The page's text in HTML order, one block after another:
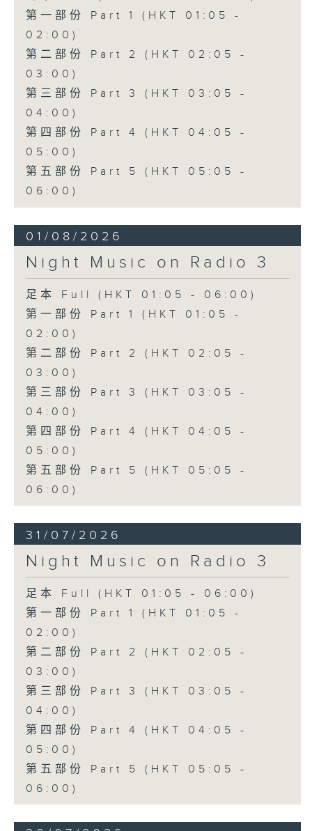
第一部份 Part 1 (HKT 01:05 -
02:00)
第二部份 Part 2 (HKT 02:05 -
03:00)
第三部份 Part 3 (HKT 03:05 -
04:00)
第四部份 Part 4 (HKT 04:05 -
05:00)
第五部份 Part 5 (HKT 05:05 -
06:00)
01/08/2026
Night Music on Radio 3
足本 Full (HKT 01:05 - 06:00)
第一部份 Part 1 (HKT 01:05 -
02:00)
第二部份 Part 2 (HKT 02:05 -
03:00)
第三部份 Part 3 (HKT 03:05 -
04:00)
第四部份 Part 4 (HKT 04:05 -
05:00)
第五部份 Part 5 (HKT 05:05 -
06:00)
31/07/2026
Night Music on Radio 3
足本 Full (HKT 01:05 - 06:00)
第一部份 Part 1 (HKT 01:05 -
02:00)
第二部份 Part 2 (HKT 02:05 -
03:00)
第三部份 Part 3 (HKT 03:05 -
04:00)
第四部份 Part 4 (HKT 04:05 -
05:00)
第五部份 Part 5 (HKT 05:05 -
06:00)